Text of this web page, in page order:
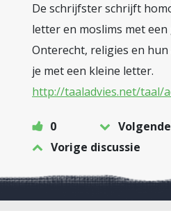
De schrijfster schrijft
letter en moslims met
Onterecht, religies en
je met een kleine letter.
http://taaladvies.net/taal/
0
Vorige discussie